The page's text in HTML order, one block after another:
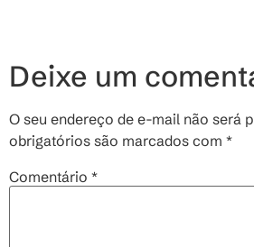
Deixe um
O seu endereço de e-mail não será
obrigatórios são marcados com *
Comentário *